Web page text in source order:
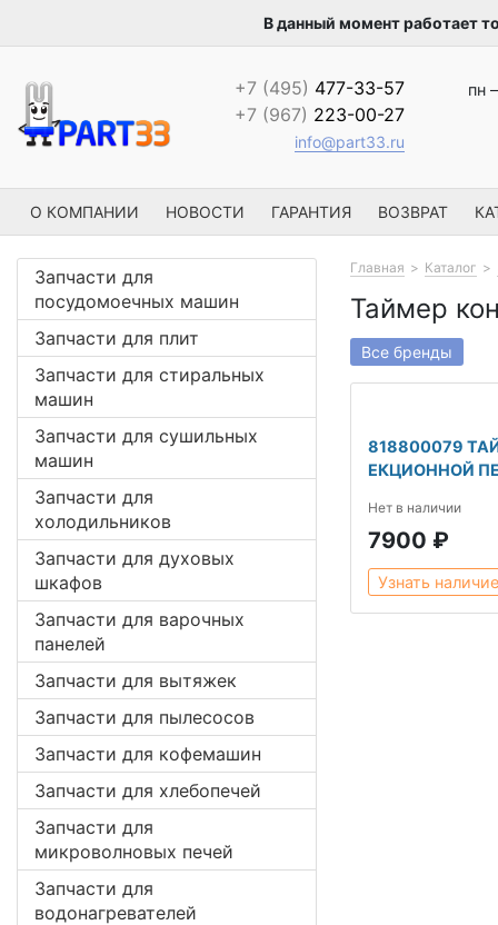
В данный момент работает
+7 (495) 477-33-57
+7 (967) 223-00-27
info@part33.ru
пн
О КОМПАНИИ НОВОСТИ ГАРАНТИЯ ВОЗВРАТ
Запчасти для
посудомоечных машин
Запчасти для плит
Запчасти для стиральных
машин
Запчасти для сушильных
машин
Запчасти для
холодильников
Запчасти для духовых
шкафов
Запчасти для варочных
панелей
Запчасти для вытяжек
Запчасти для пылесосов
Запчасти для кофемашин
Запчасти для хлебопечей
Запчасти для
микроволновых печей
Запчасти для
водонагревателей
Главная Каталог
Таймер
Все бренды
818800079
ЕКЦИОННОЙ
Нет в наличии
7900 ₽
Узнать наличие